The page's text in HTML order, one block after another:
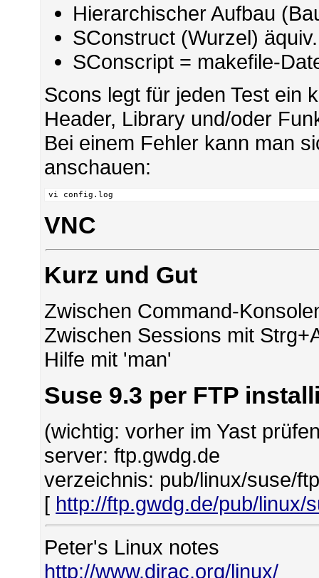
Hierarchischer Aufbau
SConstruct (Wurzel)
SConscript = makefile-
Scons legt für jeden Test ein
Header, Library und/oder
Bei einem Fehler kann man
anschauen:
vi config.log
VNC
Kurz und Gut
Zwischen Command-
Zwischen Sessions mit
Hilfe mit 'man'
Suse 9.3 per FTP
(wichtig: vorher im Yast
server: ftp.gwdg.de
verzeichnis: pub/linux/suse/
[ http://ftp.gwdg.de/pub/linux/
Peter's Linux notes
http://www.dirac.org/linux/